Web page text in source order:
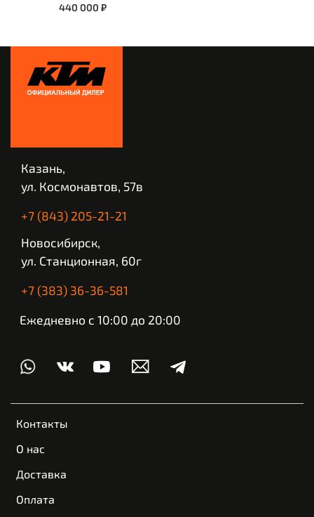
440 000 ₽
Контакты
О нас
Доставка
Оплата
Казань,
ул. Космонавтов, 57в
+7 (843) 205-21-21
Новосибирск,
ул. Станционная, 60г
+7 (383) 36-36-581
Ежедневно с 10:00 до 20:00